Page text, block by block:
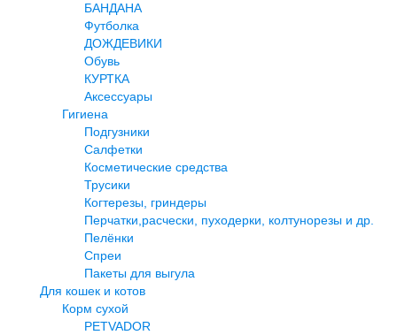
БАНДАНА
Футболка
ДОЖДЕВИКИ
Обувь
КУРТКА
Аксессуары
Гигиена
Подгузники
Салфетки
Косметические средства
Трусики
Когтерезы, гриндеры
Перчатки,расчески, пуходерки, колтунорезы и др.
Пелёнки
Спреи
Пакеты для выгула
Для кошек и котов
Корм сухой
PETVADOR